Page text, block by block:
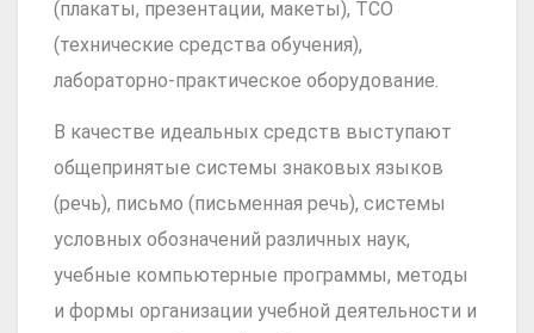
(плакаты, презентации, макеты), ТСО
(технические средства обучения),
лабораторно-практическое оборудование.
В качестве идеальных средств выступают
общепринятые системы знаковых языков
(речь), письмо (письменная речь), системы
условных обозначений различных наук,
учебные компьютерные программы, методы
и формы организации учебной деятельности и